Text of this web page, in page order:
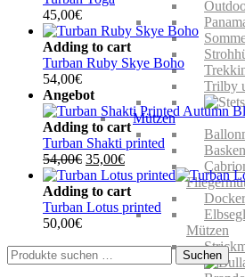
Trilby
Mützen
Docker
Mützen
45,00€
Adding to cart
Turban Ruby Skye Boho
54,00€
Angebot
Adding to cart
Turban Shakti printed
54,00€ Ursprünglicher
Preis
war:
54,00€
35,00€Aktueller
Preis
ist:
35,00€.
Adding to cart
Turban Lotus printed
50,00€
Suchen
nach:
Suchen